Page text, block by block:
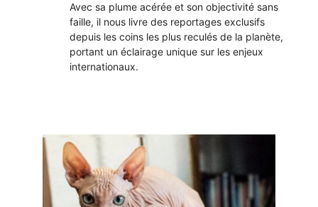
Avec sa plume acérée et son objectivité sans
faille, il nous livre des reportages exclusifs
depuis les coins les plus reculés de la planète,
portant un éclairage unique sur les enjeux
internationaux.